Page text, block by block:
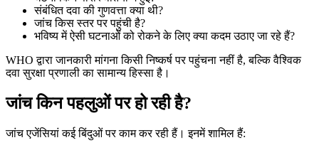
संबंधित दवा की गुणवत्ता क्या थी?
जांच किस स्तर पर पहुंची है?
भविष्य में ऐसी घटनाओं को रोकने के लिए क्या कदम उठाए जा रहे हैं?
WHO द्वारा जानकारी मांगना किसी निष्कर्ष पर पहुंचना नहीं है, बल्कि वैश्विक
दवा सुरक्षा प्रणाली का सामान्य हिस्सा है।
जांच किन पहलुओं पर हो रही है?
जांच एजेंसियां कई बिंदुओं पर काम कर रही हैं। इनमें शामिल हैं: